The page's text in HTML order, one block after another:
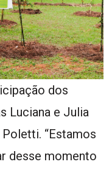
dos
Luciana e Julia
“Estamos
desse momento